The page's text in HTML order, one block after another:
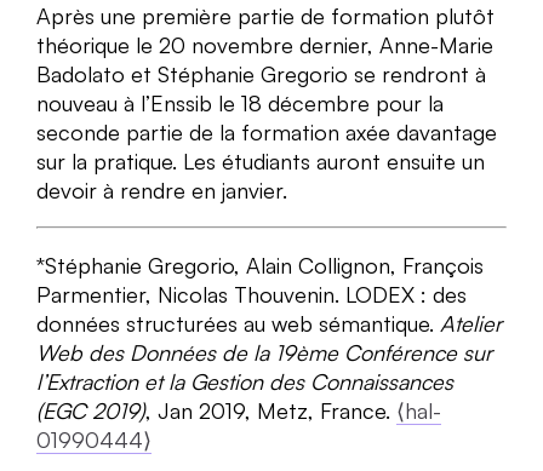
Après une première partie de formation plutôt
théorique le 20 novembre dernier, Anne-Marie
Badolato et Stéphanie Gregorio se rendront à
nouveau à l’Enssib le 18 décembre pour la
seconde partie de la formation axée davantage
sur la pratique. Les étudiants auront ensuite un
devoir à rendre en janvier.
*Stéphanie Gregorio, Alain Collignon, François
Parmentier, Nicolas Thouvenin. LODEX : des
données structurées au web sémantique. Atelier
Web des Données de la 19ème Conférence sur
l’Extraction et la Gestion des Connaissances
(EGC 2019), Jan 2019, Metz, France. ⟨hal-
01990444⟩